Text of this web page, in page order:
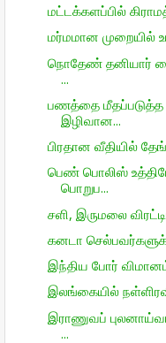
மட்டக்களப்பில்
மர்மமான முறையில்
நொதேண் தனியார்
...
பணத்தை
இழிவான...
பிரதான வீதியில்
பெண் பொலிஸ்
பொறுப...
சளி, இருமலை
கனடா
இந்திய போர் விமானம்
இலங்கையில்
இராணுவப்
...